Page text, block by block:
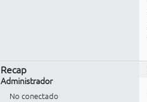
Recap
Administrador
No conectado